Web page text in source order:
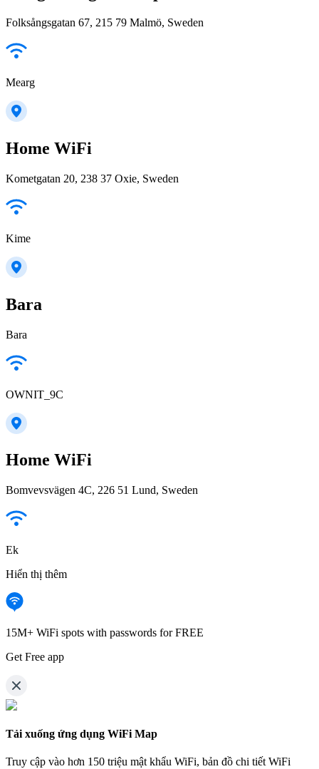
Folksångsgatan 67, 215 79 Malmö, Sweden
Mearg
Home WiFi
Kometgatan 20, 238 37 Oxie, Sweden
Kime
Bara
Bara
OWNIT_9C
Home WiFi
Bomvevsvägen 4C, 226 51 Lund, Sweden
Ek
Hiển thị thêm
15M+ WiFi spots with passwords for FREE
Get Free app
Tải xuống ứng dụng WiFi Map
Truy cập vào hơn 150 triệu mật khẩu WiFi, bản đồ chi tiết WiFi